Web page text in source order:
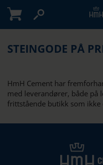
STEINGODE PÅ
HmH Cement har
med leverandører, både på
frittstående butikk som ikke